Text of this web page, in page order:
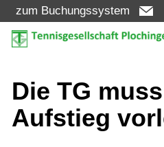
zum Buchungssystem
Aktuelles
Meldungen
Die TG
Aufstieg